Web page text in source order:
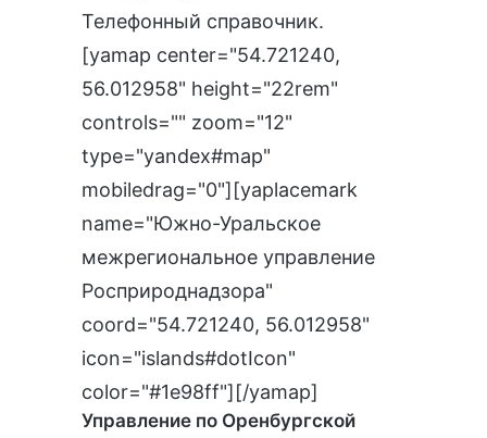
Телефонный справочник.
[yamap center="54.721240,
56.012958" height="22rem"
controls="" zoom="12"
type="yandex#map"
mobiledrag="0"][yaplacemark
name="Южно-Уральское
межрегиональное управление
Росприроднадзора"
coord="54.721240, 56.012958"
icon="islands#dotIcon"
color="#1e98ff"][/yamap]
Управление по Оренбургской